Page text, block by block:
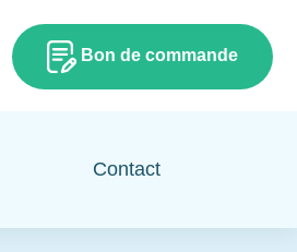
Bon de commande
Contact